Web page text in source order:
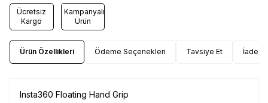
Ücretsiz
Kargo
Kampanyalı
Ürün
Ürün Özellikleri Ödeme Seçenekleri Tavsiye Et İade
Insta360 Floating Hand Grip